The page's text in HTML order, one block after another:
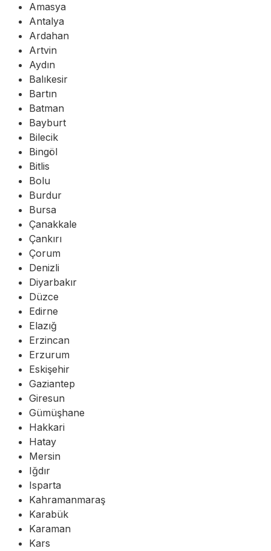
Amasya
Antalya
Ardahan
Artvin
Aydın
Balıkesir
Bartın
Batman
Bayburt
Bilecik
Bingöl
Bitlis
Bolu
Burdur
Bursa
Çanakkale
Çankırı
Çorum
Denizli
Diyarbakır
Düzce
Edirne
Elazığ
Erzincan
Erzurum
Eskişehir
Gaziantep
Giresun
Gümüşhane
Hakkari
Hatay
Mersin
Iğdır
Isparta
Kahramanmaraş
Karabük
Karaman
Kars